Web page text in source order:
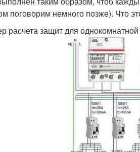
поговорим немного позже). Что
расчета защит для